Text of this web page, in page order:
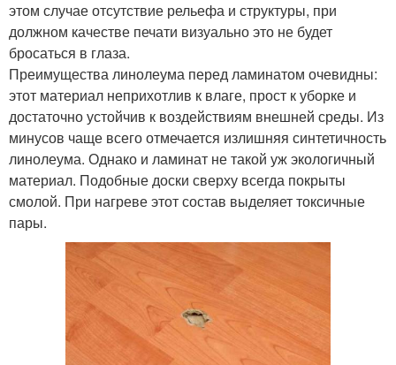
этом случае отсутствие рельефа и структуры, при
должном качестве печати визуально это не будет
бросаться в глаза.
Преимущества линолеума перед ламинатом очевидны:
этот материал неприхотлив к влаге, прост к уборке и
достаточно устойчив к воздействиям внешней среды. Из
минусов чаще всего отмечается излишняя синтетичность
линолеума. Однако и ламинат не такой уж экологичный
материал. Подобные доски сверху всегда покрыты
смолой. При нагреве этот состав выделяет токсичные
пары.